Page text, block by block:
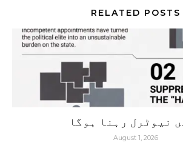
RELATED POSTS
نیوٹرل رہنا ہوگا
August 1, 2026